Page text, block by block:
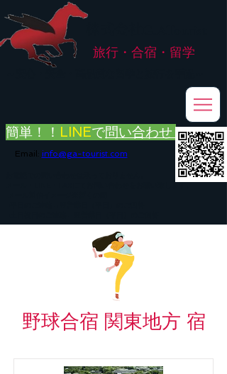
旅行・合宿・留学
Email: info@ga-tourist.com
簡単！！ LINEで問い合わせ
野球合宿 関東地方 宿